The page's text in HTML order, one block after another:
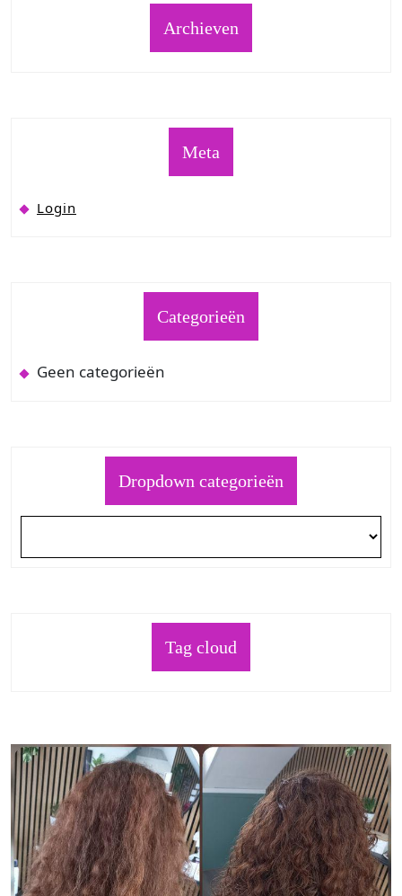
Archieven
Meta
Login
Categorieën
Geen categorieën
Dropdown categorieën
Tag cloud